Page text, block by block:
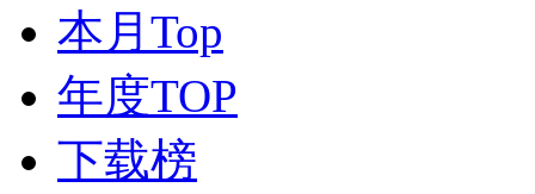
本月Top
年度TOP
下载榜